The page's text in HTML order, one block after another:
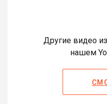
Другие видео
нашем